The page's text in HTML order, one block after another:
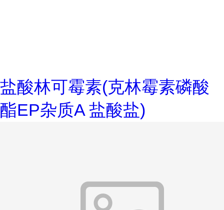
盐酸林可霉素(克林霉素磷酸
酯EP杂质A 盐酸盐)